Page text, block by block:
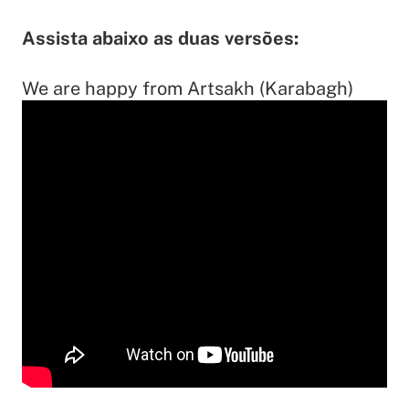
Assista abaixo as duas versões:
We are happy from Artsakh (Karabagh)